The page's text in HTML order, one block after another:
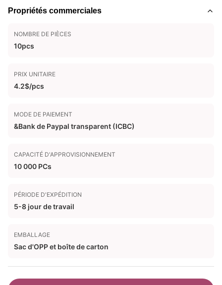
Propriétés commerciales
NOMBRE DE PIÈCES
10pcs
PRIX UNITAIRE
4.2$/pcs
MODE DE PAIEMENT
&Bank de Paypal transparent (ICBC)
CAPACITÉ D'APPROVISIONNEMENT
10 000 PCs
PÉRIODE D'EXPÉDITION
5-8 jour de travail
EMBALLAGE
Sac d'OPP et boîte de carton